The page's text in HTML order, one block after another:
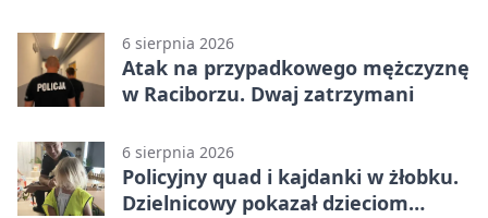
6 sierpnia 2026
Atak na przypadkowego mężczyznę
w Raciborzu. Dwaj zatrzymani
6 sierpnia 2026
Policyjny quad i kajdanki w żłobku.
Dzielnicowy pokazał dzieciom